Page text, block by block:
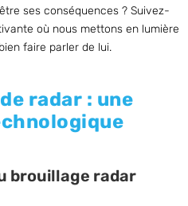
ses conséquences ? Suivez-
où nous mettons en lumière
faire parler de lui.
radar : une
brouillage radar